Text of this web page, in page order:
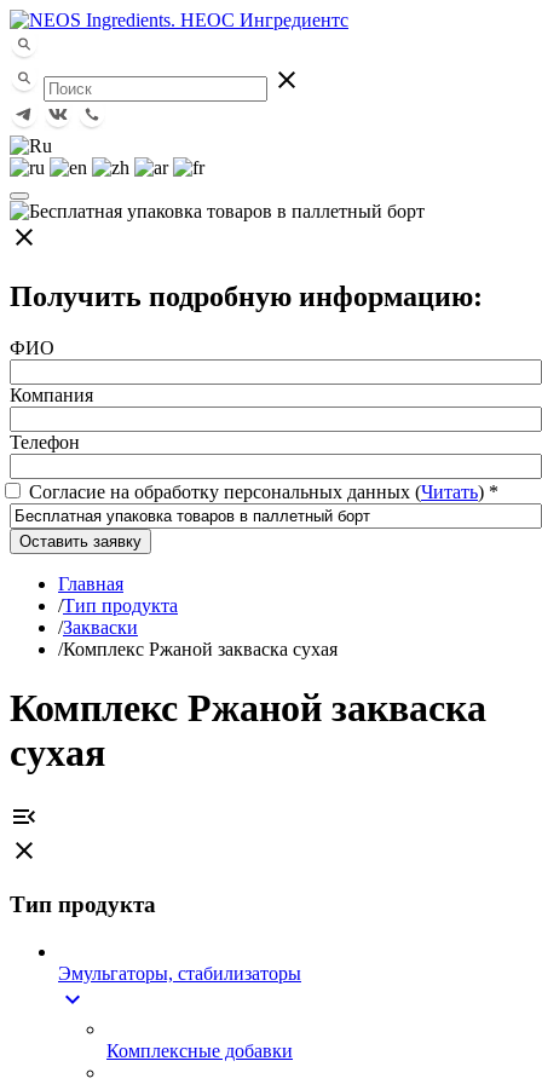
close
close
Получить подробную информацию:
ФИО
Компания
Телефон
Согласие на обработку персональных данных (Читать) *
Оставить заявку
Главная
/Тип продукта
/Закваски
/Комплекс Ржаной закваска сухая
Комплекс Ржаной закваска
сухая
menu_open
close
Тип продукта
Эмульгаторы, стабилизаторы
expand_more
Комплексные добавки